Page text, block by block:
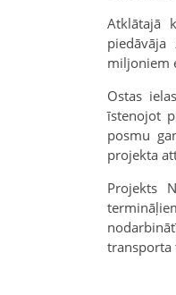
Atklātajā
miljoniem
Ostas
īstenojot
posmu
projekta
Projekts
transporta